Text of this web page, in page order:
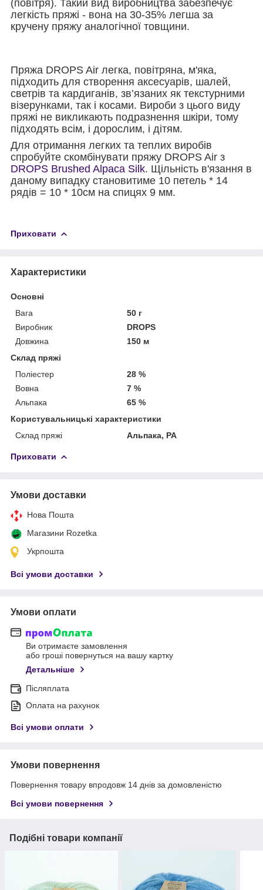
(повітря). Такий вид виробництва забезпечує
легкість пряжі - вона на 30-35% легша за
кручену пряжу аналогічної товщини.
Пряжа DROPS Air легка, повітряна, м'яка,
підходить для створення аксесуарів, шалей,
светрів та кардиганів, зв’язаних як текстурними
візерунками, так і косами. Вироби з цього виду
пряжі не викликають подразнення шкіри, тому
підходять всім, і дорослим, і дітям.
Для отримання легких та теплих виробів
спробуйте скомбінувати пряжу DROPS Air з
DROPS Brushed Alpaca Silk. Щільність в'язання в
даному випадку становитиме 10 петель * 14
рядів = 10 * 10см на спицях 9 мм.
Приховати
Характеристики
Основні
Вага
50 г
Виробник
DROPS
Довжина
150 м
Склад пряжі
Поліестер
28 %
Вовна
7 %
Альпака
65 %
Користувальницькі характеристики
Склад пряжі
Альпака, PA
Приховати
Умови доставки
Нова Пошта
Магазини Rozetka
Укрпошта
Всі умови доставки
Умови оплати
Ви отримаєте замовлення
або гроші повернуться на вашу картку
Детальніше
Післяплата
Оплата на рахунок
Всі умови оплати
Умови повернення
Повернення товару впродовж 14 днів за домовленістю
Всі умови повернення
Подібні товари компанії